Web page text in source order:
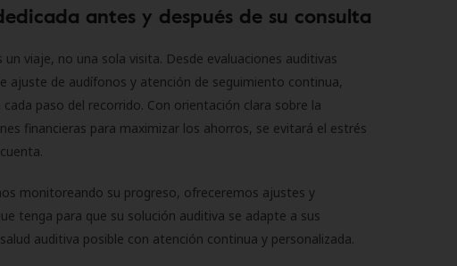
antes y después de su consulta
viaje, no una sola visita. Desde evaluaciones auditivas
ajuste de audífonos y atención de seguimiento continua,
paso del recorrido. Con orientación clara sobre la
financieras para maximizar los ahorros, se evitará el estrés
monitoreando su progreso, ofreceremos ajustes y
tenga para que su solución auditiva se adapte a sus
auditiva posible con atención continua y personalizada.